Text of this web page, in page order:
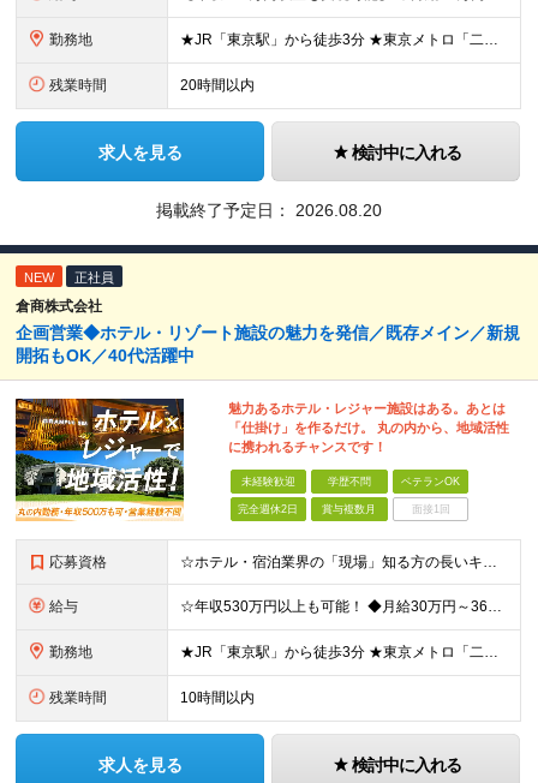
勤務地 ★JR「東京駅」から徒歩3分 ★東京メトロ「二重橋前駅」徒歩1分 ★U／Iターン歓迎 ★希望しない転勤なし 【東京支店】東京都千代田区丸の内二丁目3番2号 郵船ビル5階 (変更の範囲)上記を除く当
残業時間 20時間以内
求人を見る 検討中に入れる
掲載終了予定日： 2026.08.20
NEW 正社員
倉商株式会社
企画営業◆ホテル・リゾート施設の魅力を発信／既存メイン／新規
開拓もOK／40代活躍中
魅力あるホテル・レジャー施設はある。あとは
「仕掛け」を作るだけ。 丸の内から、地域活性
に携われるチャンスです！
未経験歓迎 学歴不問 ベテランOK
完全週休2日 賞与複数月 面接1回
応募資格 ☆ホテル・宿泊業界の「現場」知る方の長いキャリアを応援します！ ☆営業経験がない方も歓迎！ ■旅行業界またはホテル・宿泊業界での実務経験をお持ちの方（職種不問！） ■学歴不問 ◆◇こんな方はぜひご応
給与 ☆年収530万円以上も可能！ ◆月給30万円～36万円＋賞与年2回（前年度実績2.00ヶ月分）＋諸手当 ┗初年度年収：420万円～550万円 ※能力・実績を考慮の上、当社規定により決定・優遇いたしま
勤務地 ★JR「東京駅」から徒歩3分 ★東京メトロ「二重橋前駅」徒歩1分 ★U／Iターン歓迎 ★希望しない転勤なし 【東京支店】東京都千代田区丸の内二丁目3番2号 郵船ビル5階 (変更の範囲)上記を除く当
残業時間 10時間以内
求人を見る 検討中に入れる